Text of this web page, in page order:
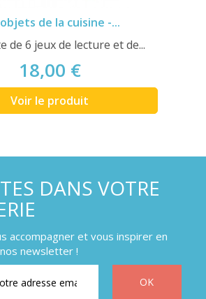
de la cuisine -...
de 6 jeux de lecture et de...
18,00 €
Voir le produit
DANS VOTRE
accompagner et vous inspirer en
newsletter !